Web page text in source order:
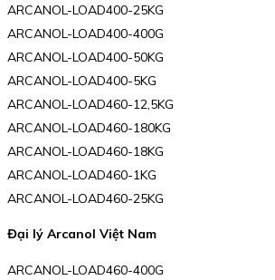
ARCANOL-LOAD400-25KG
ARCANOL-LOAD400-400G
ARCANOL-LOAD400-50KG
ARCANOL-LOAD400-5KG
ARCANOL-LOAD460-12,5KG
ARCANOL-LOAD460-180KG
ARCANOL-LOAD460-18KG
ARCANOL-LOAD460-1KG
ARCANOL-LOAD460-25KG
Đại lý Arcanol Việt Nam
ARCANOL-LOAD460-400G